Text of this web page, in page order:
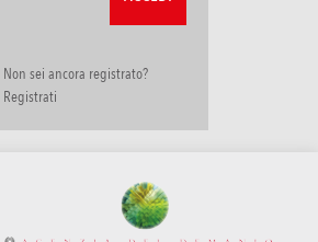
Non sei ancora registrato?
Registrati